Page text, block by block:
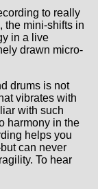
to really
the mini-shifts in
in a live
drawn micro-
drums is not
vibrates with
with such
harmony in the
helps you
can never
To hear